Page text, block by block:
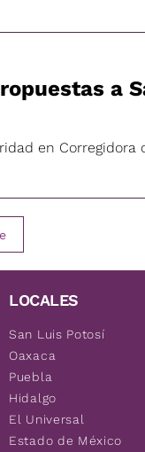
a
en Corregidora
LOCALES
San Luis Potosí
Oaxaca
Puebla
Hidalgo
El Universal
Estado de México